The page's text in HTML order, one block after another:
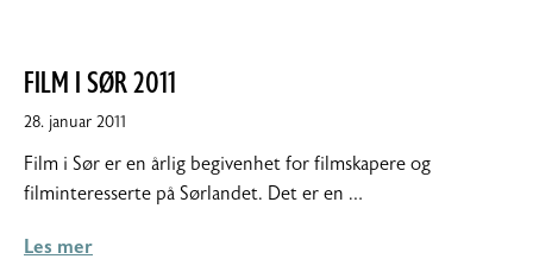
FILM I SØR 2011
28. januar 2011
Film i Sør er en årlig begivenhet for filmskapere og
filminteresserte på Sørlandet. Det er en …
Les mer